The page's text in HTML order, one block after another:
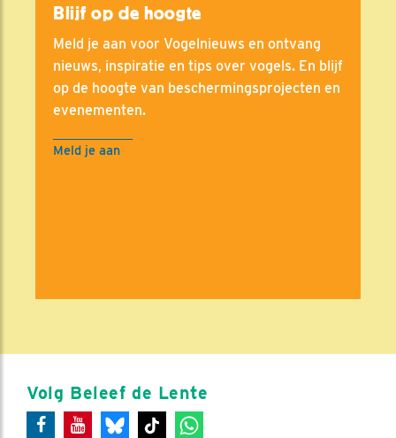
Blijf op de hoogte
Meld je aan voor Vogelnieuws en ontvang
nieuws, inspiratie en tips over vogels. En blijf
op de hoogte van beschermingsprojecten en
evenementen.
Meld je aan
Volg Beleef de Lente